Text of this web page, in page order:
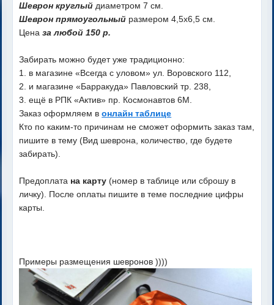
Шеврон круглый диаметром 7 см.
Шеврон прямоугольный размером 4,5х6,5 см.
Ценаза любой 150 р.
Забирать можно будет уже традиционно:
1. в магазине «Всегда с уловом» ул. Воровского 112,
2. и магазине «Барракуда» Павловский тр. 238,
3. ещё в РПК «Актив» пр. Космонавтов 6М.
Заказ оформляем вонлайн таблице
Кто по каким-то причинам не сможет оформить заказ там,
пишите в тему (Вид шеврона, количество, где будете
забирать).
Предоплата на карту (номер в таблице или сброшу в
личку). После оплаты пишите в теме последние цифры
карты.
Примеры размещения шевронов ))))